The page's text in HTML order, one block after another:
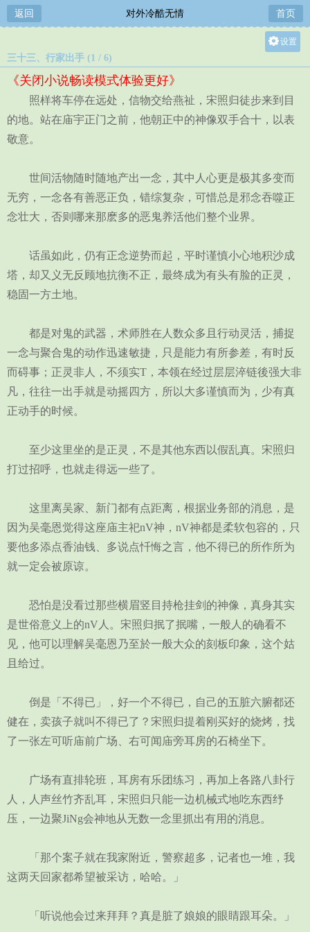
返回 对外冷酷无情 首页
设置
中
小
三十三、行家出手 (1 / 6)
《关闭小说畅读模式体验更好》
照样将车停在远处，信物交给燕祉，宋照归徒步来到目
的地。站在庙宇正门之前，他朝正中的神像双手合十，以表
敬意。
世间活物随时随地产出一念，其中人心更是极其多变而
无穷，一念各有善恶正负，错综复杂，可惜总是邪念吞噬正
念壮大，否则哪来那麽多的恶鬼养活他们整个业界。
话虽如此，仍有正念逆势而起，平时谨慎小心地积沙成
塔，却又义无反顾地抗衡不正，最终成为有头有脸的正灵，
稳固一方土地。
都是对鬼的武器，术师胜在人数众多且行动灵活，捕捉
一念与聚合鬼的动作迅速敏捷，只是能力有所参差，有时反
而碍事；正灵非人，不须实T，本领在经过层层淬链後强大非
凡，往往一出手就是动摇四方，所以大多谨慎而为，少有真
正动手的时候。
至少这里坐的是正灵，不是其他东西以假乱真。宋照归
打过招呼，也就走得远一些了。
这里离吴家、新门都有点距离，根据业务部的消息，是
因为吴毫恩觉得这座庙主祀nV神，nV神都是柔软包容的，只
要他多添点香油钱、多说点忏悔之言，他不得已的所作所为
就一定会被原谅。
恐怕是没看过那些横眉竖目持枪挂剑的神像，真身其实
是世俗意义上的nV人。宋照归抿了抿嘴，一般人的确看不
见，他可以理解吴毫恩乃至於一般大众的刻板印象，这个姑
且给过。
倒是「不得已」，好一个不得已，自己的五脏六腑都还
健在，卖孩子就叫不得已了？宋照归提着刚买好的烧烤，找
了一张左可听庙前广场、右可闻庙旁耳房的石椅坐下。
广场有直排轮班，耳房有乐团练习，再加上各路八卦行
人，人声丝竹齐乱耳，宋照归只能一边机械式地吃东西纾
压，一边聚JiNg会神地从无数一念里抓出有用的消息。
「那个案子就在我家附近，警察超多，记者也一堆，我
这两天回家都希望被采访，哈哈。」
「听说他会过来拜拜？真是脏了娘娘的眼睛跟耳朵。」